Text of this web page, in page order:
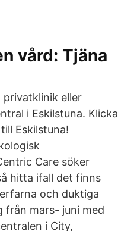
vård: Tjäna
privatklinik eller
i Eskilstuna. Klicka
Eskilstuna!
Care söker
hitta ifall det finns
och duktiga
från mars- juni med
i City,